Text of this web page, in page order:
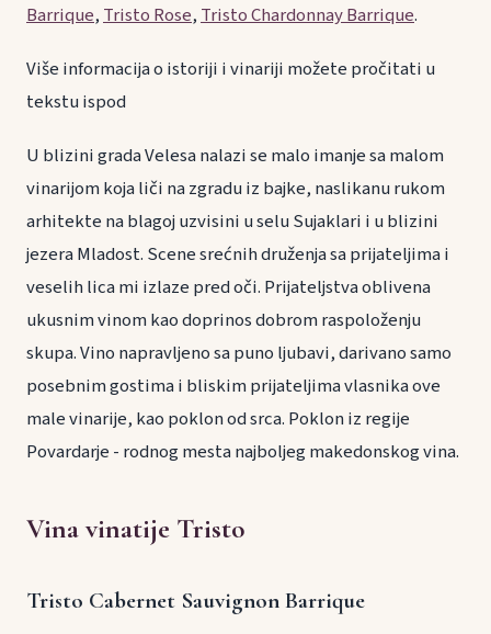
Barrique,Tristo Rose,Tristo Chardonnay Barrique.
Više informacija o istoriji i vinariji možete pročitati u
tekstu ispod
U blizini grada Velesa nalazi se malo imanje sa malom
vinarijom koja liči na zgradu iz bajke, naslikanu rukom
arhitekte na blagoj uzvisini u selu Sujaklari i u blizini
jezera Mladost. Scene srećnih druženja sa prijateljima i
veselih lica mi izlaze pred oči. Prijateljstva oblivena
ukusnim vinom kao doprinos dobrom raspoloženju
skupa. Vino napravljeno sa puno ljubavi, darivano samo
posebnim gostima i bliskim prijateljima vlasnika ove
male vinarije, kao poklon od srca. Poklon iz regije
Povardarje - rodnog mesta najboljeg makedonskog vina.
Vina vinatije Tristo
Tristo Cabernet Sauvignon Barrique